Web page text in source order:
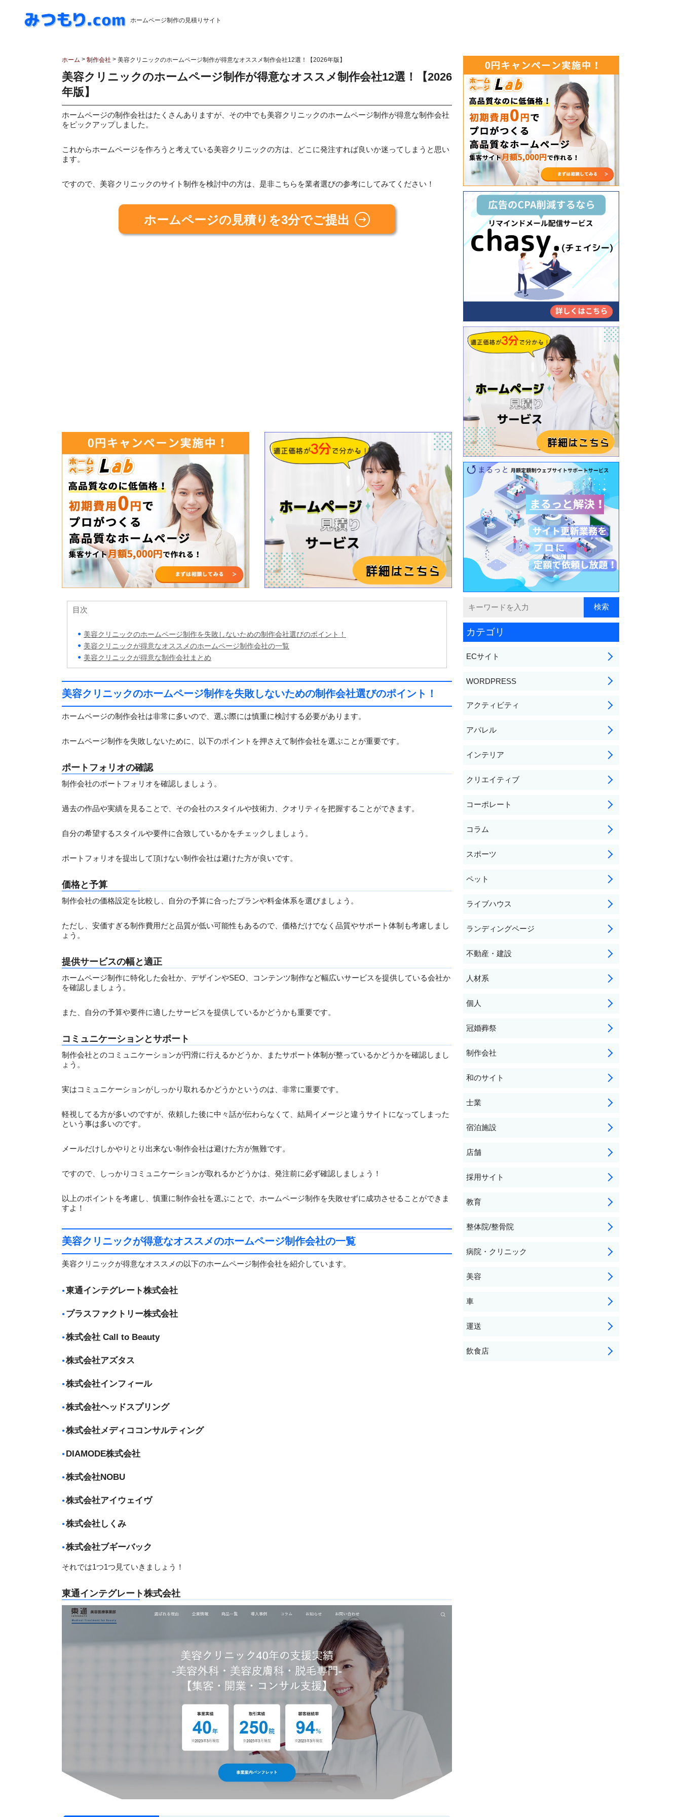
ホームページ制作の見積りサイト
ホーム > 制作会社 > 美容クリニックのホームページ制作が得意なオススメ制作会社12選！【2026年版】
美容クリニックのホームページ制作が得意なオススメ制作会社12選！【2026
年版】
ホームページの制作会社はたくさんありますが、その中でも美容クリニックのホームページ制作が得意な制作会社
をピックアップしました。
これからホームページを作ろうと考えている美容クリニックの方は、どこに発注すれば良いか迷ってしまうと思い
ます。
ですので、美容クリニックのサイト制作を検討中の方は、是非こちらを業者選びの参考にしてみてください！
ホームページの見積りを3分でご提出
目次
美容クリニックのホームページ制作を失敗しないための制作会社選びのポイント！
美容クリニックが得意なオススメのホームページ制作会社の一覧
美容クリニックが得意な制作会社まとめ
美容クリニックのホームページ制作を失敗しないための制作会社選びのポイント！
ホームページの制作会社は非常に多いので、選ぶ際には慎重に検討する必要があります。
ホームページ制作を失敗しないために、以下のポイントを押さえて制作会社を選ぶことが重要です。
ポートフォリオの確認
制作会社のポートフォリオを確認しましょう。
過去の作品や実績を見ることで、その会社のスタイルや技術力、クオリティを把握することができます。
自分の希望するスタイルや要件に合致しているかをチェックしましょう。
ポートフォリオを提出して頂けない制作会社は避けた方が良いです。
価格と予算
制作会社の価格設定を比較し、自分の予算に合ったプランや料金体系を選びましょう。
ただし、安価すぎる制作費用だと品質が低い可能性もあるので、価格だけでなく品質やサポート体制も考慮しまし
ょう。
提供サービスの幅と適正
ホームページ制作に特化した会社か、デザインやSEO、コンテンツ制作など幅広いサービスを提供している会社か
を確認しましょう。
また、自分の予算や要件に適したサービスを提供しているかどうかも重要です。
コミュニケーションとサポート
制作会社とのコミュニケーションが円滑に行えるかどうか、またサポート体制が整っているかどうかを確認しまし
ょう。
実はコミュニケーションがしっかり取れるかどうかというのは、非常に重要です。
軽視してる方が多いのですが、依頼した後に中々話が伝わらなくて、結局イメージと違うサイトになってしまった
という事は多いのです。
メールだけしかやりとり出来ない制作会社は避けた方が無難です。
ですので、しっかりコミュニケーションが取れるかどうかは、発注前に必ず確認しましょう！
以上のポイントを考慮し、慎重に制作会社を選ぶことで、ホームページ制作を失敗せずに成功させることができま
すよ！
美容クリニックが得意なオススメのホームページ制作会社の一覧
美容クリニックが得意なオススメの以下のホームページ制作会社を紹介しています。
東通インテグレート株式会社
プラスファクトリー株式会社
株式会社 Call to Beauty
株式会社アズタス
株式会社インフィール
株式会社ヘッドスプリング
株式会社メディココンサルティング
DIAMODE株式会社
株式会社NOBU
株式会社アイウェイヴ
株式会社しくみ
株式会社ブギーバック
それでは1つ1つ見ていきましょう！
東通インテグレート株式会社
カテゴリ
ECサイト
WORDPRESS
アクティビティ
アパレル
インテリア
クリエイティブ
コーポレート
コラム
スポーツ
ペット
ライブハウス
ランディングページ
不動産・建設
人材系
個人
冠婚葬祭
制作会社
和のサイト
士業
宿泊施設
店舗
採用サイト
教育
整体院/整骨院
病院・クリニック
美容
車
運送
飲食店